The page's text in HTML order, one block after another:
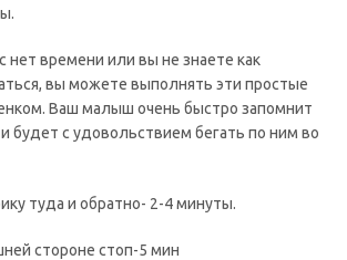
нет времени или вы не знаете как
вы можете выполнять эти простые
Ваш малыш очень быстро запомнит
будет с удовольствием бегать по ним во
туда и обратно- 2-4 минуты.
стороне стоп-5 мин